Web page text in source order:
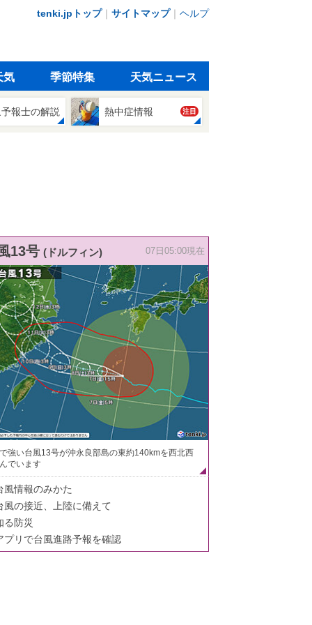
tenki.jpトップ｜ サイトマップ｜ ヘルプ
気 季節特集 天気ニュース
報士の解説 熱中症情報 注目
13号 (ドルフィン) 07日05:00現在
強い台風13号が沖永良部島の東約140kmを西北西
でいます
風情報のみかた
風の接近、上陸に備えて
る防災
プリで台風進路予報を確認